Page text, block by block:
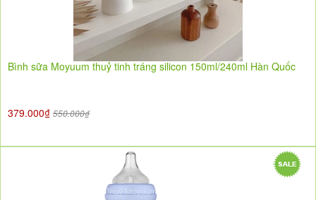
Bình sữa Moyuum thuỷ tinh tráng silicon 150ml/240ml Hàn Quốc
379.000₫ 550.000₫